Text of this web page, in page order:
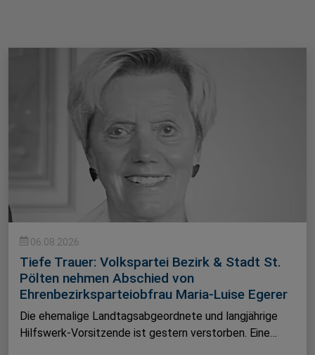
06.08.2026
Tiefe Trauer: Volkspartei Bezirk & Stadt St.
Pölten nehmen Abschied von
Ehrenbezirksparteiobfrau Maria-Luise Egerer
Die ehemalige Landtagsabgeordnete und langjährige
Hilfswerk-Vorsitzende ist gestern verstorben. Eine…